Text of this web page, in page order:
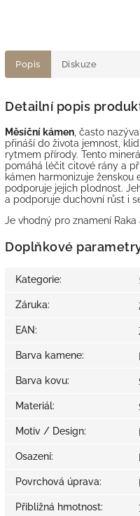
Popis Diskuze
Detailní popis
Měsíční kámen, často
přináší do života jemnost,
rytmem přírody. Tento
pomáhá léčit citové rány a
kámen harmonizuje ženskou
podporuje jejich plodnost.
a podporuje duchovní růst i
Je vhodný pro znamení Raka
Doplňkové
Kategorie:
Záruka:
EAN:
Barva kamene:
Barva kovu:
Materiál:
Motiv / Design:
Osazení:
Povrchová úprava:
Přibližná hmotnost: